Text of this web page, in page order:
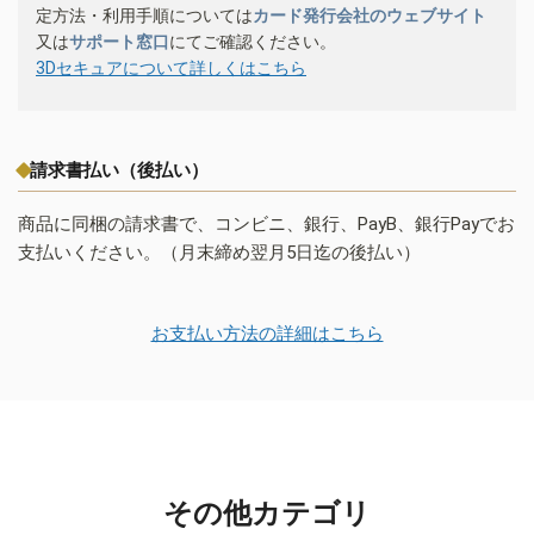
定方法・利用手順についてはカード発行会社のウェブサイト
又はサポート窓口にてご確認ください。
3Dセキュアについて詳しくはこちら
請求書払い（後払い）
商品に同梱の請求書で、コンビニ、銀行、PayB、銀行Payでお
支払いください。（月末締め翌月5日迄の後払い）
お支払い方法の詳細はこちら
その他カテゴリ